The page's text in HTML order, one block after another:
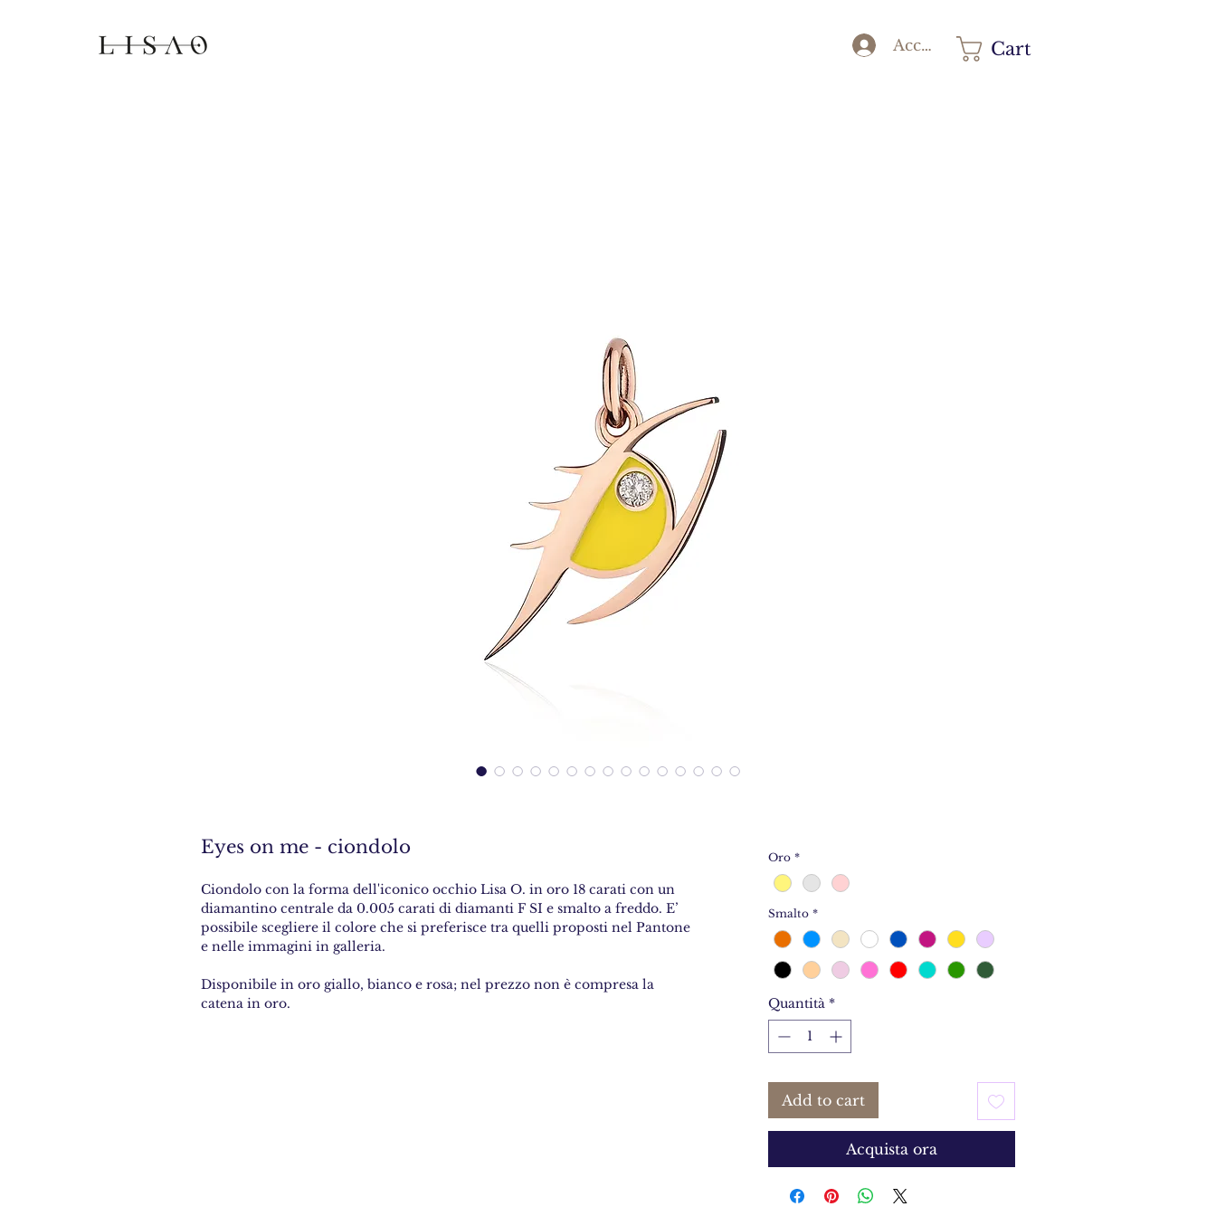
Accedi Cart
Eyes on me - ciondolo
Ciondolo con la forma dell'iconico occhio Lisa O. in oro 18 carati con un
diamantino centrale da 0.005 carati di diamanti F SI e smalto a freddo. E’
possibile scegliere il colore che si preferisce tra quelli proposti nel Pantone
e nelle immagini in galleria.
Disponibile in oro giallo, bianco e rosa; nel prezzo non è compresa la
catena in oro.
Oro *
Smalto *
Quantità *
Add to cart
Acquista ora